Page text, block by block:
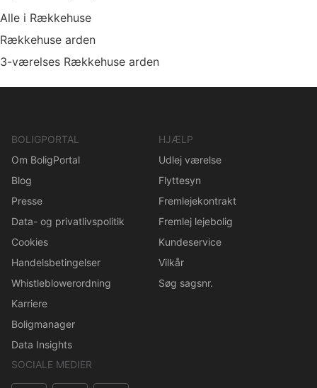
Alle i Rækkehuse
Rækkehuse arden
3-værelses Rækkehuse arden
BOLIGPORTAL
Om BoligPortal
Blog
Presse
Data- og privatlivspolitik
Cookies
Handelsbetingelser
Whistleblowerordning
Karriere
Boligmanager
Data Insights
HJÆLP
Udlej værelse
Flyttesyn
Fremlejekontrakt
Fremlej lejebolig
Kundeservice
Vilkår
Søg sagsnr.
SOCIALE MEDIER